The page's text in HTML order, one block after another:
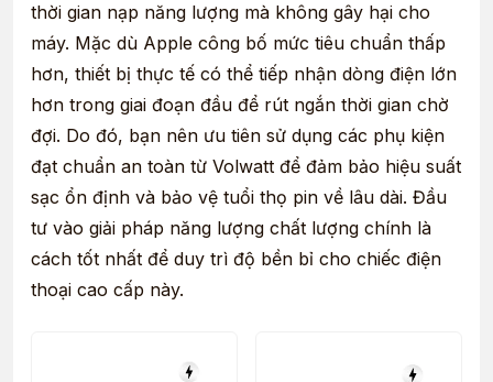
thời gian nạp năng lượng mà không gây hại cho
máy. Mặc dù Apple công bố mức tiêu chuẩn thấp
hơn, thiết bị thực tế có thể tiếp nhận dòng điện lớn
hơn trong giai đoạn đầu để rút ngắn thời gian chờ
đợi. Do đó, bạn nên ưu tiên sử dụng các phụ kiện
đạt chuẩn an toàn từ Volwatt để đảm bảo hiệu suất
sạc ổn định và bảo vệ tuổi thọ pin về lâu dài. Đầu
tư vào giải pháp năng lượng chất lượng chính là
cách tốt nhất để duy trì độ bền bỉ cho chiếc điện
thoại cao cấp này.